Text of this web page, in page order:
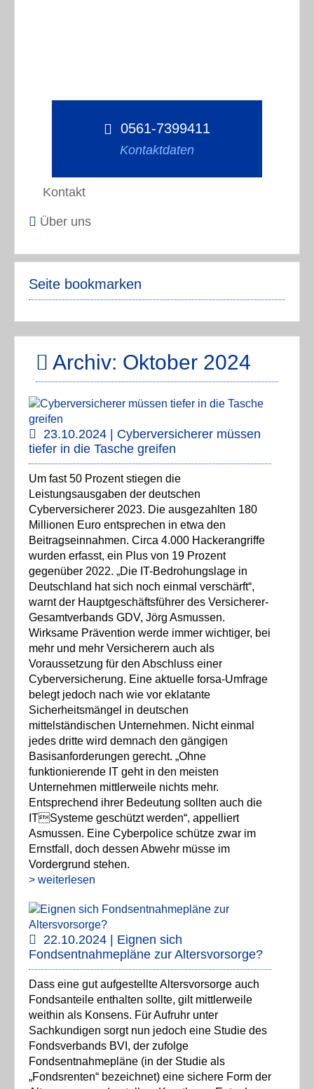
0561-7399411
Kontaktdaten
Kontakt
Über uns
Seite bookmarken
Archiv: Oktober 2024
23.10.2024 | Cyberversicherer müssen
tiefer in die Tasche greifen
Um fast 50 Prozent stiegen die
Leistungsausgaben der deutschen
Cyberversicherer 2023. Die ausgezahlten 180
Millionen Euro entsprechen in etwa den
Beitragseinnahmen. Circa 4.000 Hackerangriffe
wurden erfasst, ein Plus von 19 Prozent
gegenüber 2022. „Die IT-Bedrohungslage in
Deutschland hat sich noch einmal verschärft“,
warnt der Hauptgeschäftsführer des Versicherer-
Gesamtverbands GDV, Jörg Asmussen.
Wirksame Prävention werde immer wichtiger, bei
mehr und mehr Versicherern auch als
Voraussetzung für den Abschluss einer
Cyberversicherung. Eine aktuelle forsa-Umfrage
belegt jedoch nach wie vor eklatante
Sicherheitsmängel in deutschen
mittelständischen Unternehmen. Nicht einmal
jedes dritte wird demnach den gängigen
Basisanforderungen gerecht. „Ohne
funktionierende IT geht in den meisten
Unternehmen mittlerweile nichts mehr.
Entsprechend ihrer Bedeutung sollten auch die
ITSysteme geschützt werden“, appelliert
Asmussen. Eine Cyberpolice schütze zwar im
Ernstfall, doch dessen Abwehr müsse im
Vordergrund stehen.
> weiterlesen
22.10.2024 | Eignen sich
Fondsentnahmepläne zur Altersvorsorge?
Dass eine gut aufgestellte Altersvorsorge auch
Fondsanteile enthalten sollte, gilt mittlerweile
weithin als Konsens. Für Aufruhr unter
Sachkundigen sorgt nun jedoch eine Studie des
Fondsverbands BVI, der zufolge
Fondsentnahmepläne (in der Studie als
„Fondsrenten“ bezeichnet) eine sichere Form der